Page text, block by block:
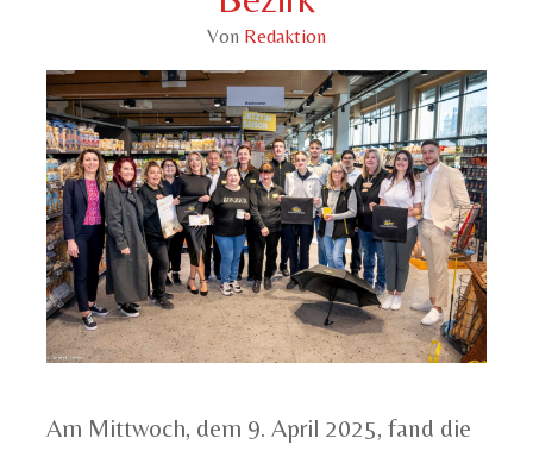
Von Redaktion
Am Mittwoch, dem 9. April 2025, fand die